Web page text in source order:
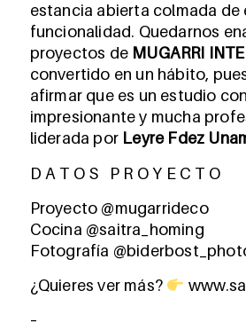
estancia abierta colmada de
funcionalidad. Quedarnos
proyectos de MUGARRI
convertido en un hábito,
afirmar que es un estudio
impresionante y mucha
liderada por Leyre Fdez
D A T O S P R O Y E C T O
Proyecto @mugarrideco
Cocina @saitra_homing
Fotografía
¿Quieres ver más?
–